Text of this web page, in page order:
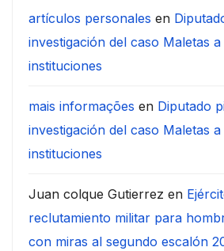
artículos personales en
investigación del caso Maletas
instituciones
mais informações en Diputado
investigación del caso Maletas
instituciones
Juan colque Gutierrez en
reclutamiento militar para
con miras al segundo escalón